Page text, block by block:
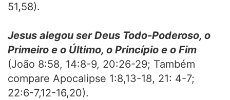
51,58).
Jesus alegou ser Deus Todo-Poderoso, o
Primeiro e o Último, o Princípio e o Fim
(João 8:58, 14:8-9, 20:26-29; Também
compare Apocalipse 1:8,13-18, 21: 4-7;
22:6-7,12-16,20).